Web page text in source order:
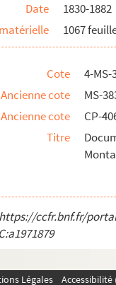
la Société libre des
Date
1830-1882
1067
Cote
4-MS-
Ancienne cote
MS-
Ancienne cote
CP-
Titre
https://ccfr.bnf.fr/
Légales